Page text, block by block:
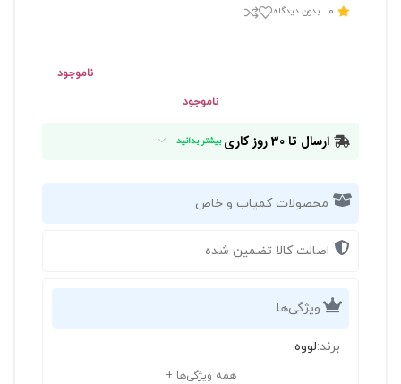
0 بدون دیدگاه
ناموجود
ناموجود
ارسال تا 30 روز کاری بیشتر بدانید
محصولات کمیاب و خاص
اصالت کالا تضمین شده
ویژگی‌ها
برند:لووه
همه ویژگی‌ها +